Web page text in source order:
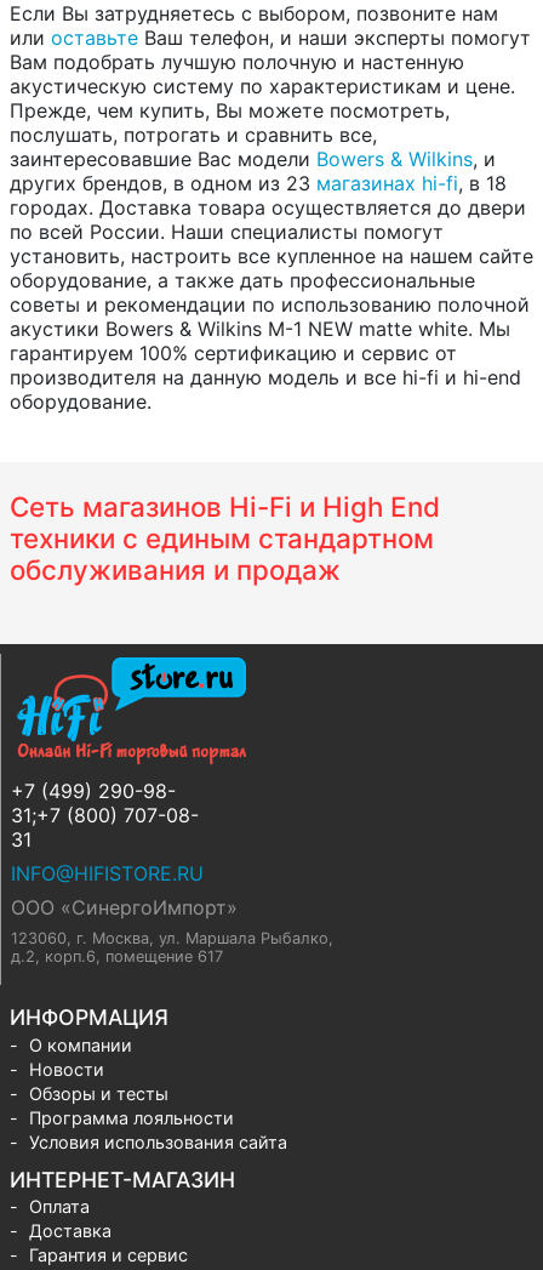
Если Вы затрудняетесь с выбором, позвоните нам
или оставьте Ваш телефон, и наши эксперты помогут
Вам подобрать лучшую полочную и настенную
акустическую систему по характеристикам и цене.
Прежде, чем купить, Вы можете посмотреть,
послушать, потрогать и сравнить все,
заинтересовавшие Вас модели Bowers & Wilkins, и
других брендов, в одном из 23 магазинах hi-fi, в 18
городах. Доставка товара осуществляется до двери
по всей России. Наши специалисты помогут
установить, настроить все купленное на нашем сайте
оборудование, а также дать профессиональные
советы и рекомендации по использованию полочной
акустики Bowers & Wilkins M-1 NEW matte white. Мы
гарантируем 100% сертификацию и сервис от
производителя на данную модель и все hi-fi и hi-end
оборудование.
Сеть магазинов Hi-Fi и High End
техники с единым стандартном
обслуживания и продаж
+7 (499) 290-98-
31;+7 (800) 707-08-
31
INFO@HIFISTORE.RU
ООО «СинергоИмпорт»
123060, г. Москва, ул. Маршала Рыбалко,
д.2, корп.6, помещение 617
ИНФОРМАЦИЯ
О компании
Новости
Обзоры и тесты
Программа лояльности
Условия использования сайта
ИНТЕРНЕТ-МАГАЗИН
Оплата
Доставка
Гарантия и сервис